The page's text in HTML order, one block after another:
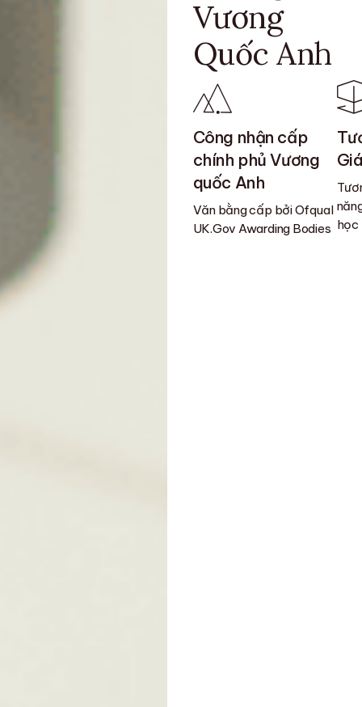
Vương
Quốc Anh
Công nhận cấp
chính phủ Vương
quốc Anh
Văn bằng cấp bởi Ofqual
UK.Gov Awarding Bodies học